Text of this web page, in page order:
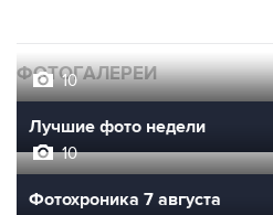
ФОТОГАЛЕРЕИ
10
Лучшие фото недели
10
Фотохроника 7 августа